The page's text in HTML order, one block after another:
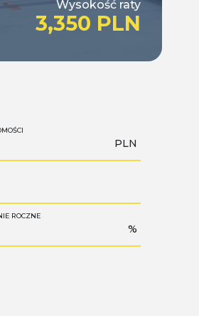
Wysokość raty
3,350 PLN
PLN
ROCZNE
%